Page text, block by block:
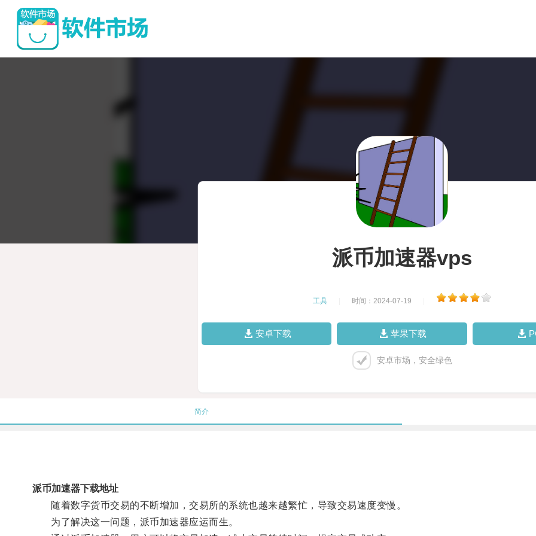
派币加速器vps
工具 时间：2024-07-19
安卓下载 苹果下载
安卓市场，安全绿色
简介
派币加速器下载地址
随着数字货币交易的不断增加，交易所的系统也越来越繁忙，导致交易速度变慢。
为了解决这一问题，派币加速器应运而生。